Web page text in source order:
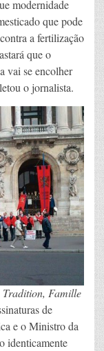
modernidade
que pode
a fertilização
que o
vai se encolher
o jornalista.
Tradition, Famille
de
e o Ministro da
identicamente